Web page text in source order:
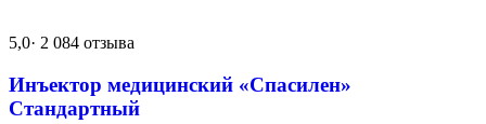
5,0· 2 084 отзыва
Инъектор медицинский «Спасилен»
Стандартный